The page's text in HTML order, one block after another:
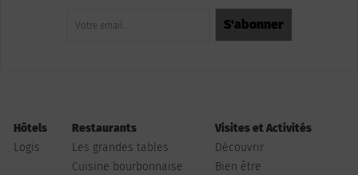
Hôtels
Logis
Restaurants
Les grandes tables
Cuisine bourbonnaise
Visites et Activités
Découvrir
Bien être